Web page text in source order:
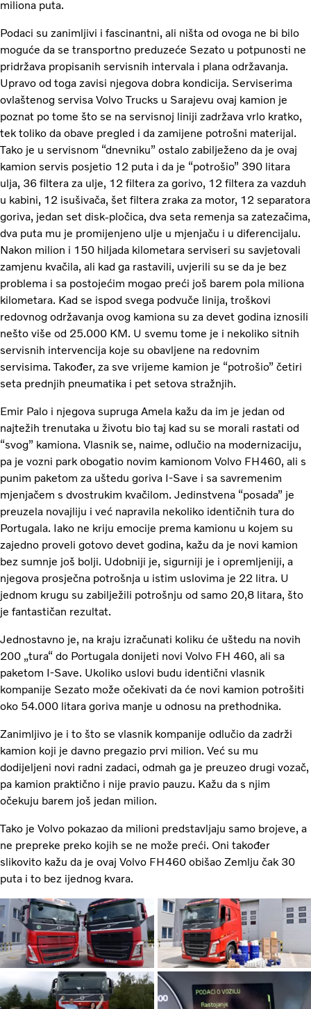
miliona puta.
Podaci su zanimljivi i fascinantni, ali ništa od ovoga ne bi bilo
moguće da se transportno preduzeće Sezato u potpunosti ne
pridržava propisanih servisnih intervala i plana održavanja.
Upravo od toga zavisi njegova dobra kondicija. Serviserima
ovlaštenog servisa Volvo Trucks u Sarajevu ovaj kamion je
poznat po tome što se na servisnoj liniji zadržava vrlo kratko,
tek toliko da obave pregled i da zamijene potrošni materijal.
Tako je u servisnom “dnevniku” ostalo zabilježeno da je ovaj
kamion servis posjetio 12 puta i da je “potrošio” 390 litara
ulja, 36 filtera za ulje, 12 filtera za gorivo, 12 filtera za vazduh
u kabini, 12 isušivača, šet filtera zraka za motor, 12 separatora
goriva, jedan set disk-pločica, dva seta remenja sa zatezačima,
dva puta mu je promijenjeno ulje u mjenjaču i u diferencijalu.
Nakon milion i 150 hiljada kilometara serviseri su savjetovali
zamjenu kvačila, ali kad ga rastavili, uvjerili su se da je bez
problema i sa postojećim mogao preći još barem pola miliona
kilometara. Kad se ispod svega podvuče linija, troškovi
redovnog održavanja ovog kamiona su za devet godina iznosili
nešto više od 25.000 KM. U svemu tome je i nekoliko sitnih
servisnih intervencija koje su obavljene na redovnim
servisima. Također, za sve vrijeme kamion je “potrošio” četiri
seta prednjih pneumatika i pet setova stražnjih.
Emir Palo i njegova supruga Amela kažu da im je jedan od
najtežih trenutaka u životu bio taj kad su se morali rastati od
“svog” kamiona. Vlasnik se, naime, odlučio na modernizaciju,
pa je vozni park obogatio novim kamionom Volvo FH460, ali s
punim paketom za uštedu goriva I-Save i sa savremenim
mjenjačem s dvostrukim kvačilom. Jedinstvena “posada” je
preuzela novajliju i već napravila nekoliko identičnih tura do
Portugala. Iako ne kriju emocije prema kamionu u kojem su
zajedno proveli gotovo devet godina, kažu da je novi kamion
bez sumnje još bolji. Udobniji je, sigurniji je i opremljeniji, a
njegova prosječna potrošnja u istim uslovima je 22 litra. U
jednom krugu su zabilježili potrošnju od samo 20,8 litara, što
je fantastičan rezultat.
Jednostavno je, na kraju izračunati koliku će uštedu na novih
200 „tura“ do Portugala donijeti novi Volvo FH 460, ali sa
paketom I-Save. Ukoliko uslovi budu identični vlasnik
kompanije Sezato može očekivati da će novi kamion potrošiti
oko 54.000 litara goriva manje u odnosu na prethodnika.
Zanimljivo je i to što se vlasnik kompanije odlučio da zadrži
kamion koji je davno pregazio prvi milion. Već su mu
dodijeljeni novi radni zadaci, odmah ga je preuzeo drugi vozač,
pa kamion praktično i nije pravio pauzu. Kažu da s njim
očekuju barem još jedan milion.
Tako je Volvo pokazao da milioni predstavljaju samo brojeve, a
ne prepreke preko kojih se ne može preći. Oni također
slikovito kažu da je ovaj Volvo FH460 obišao Zemlju čak 30
puta i to bez ijednog kvara.